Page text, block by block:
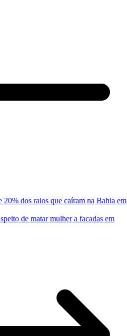
20% dos raios que caíram na Bahia em
de matar mulher a facadas em